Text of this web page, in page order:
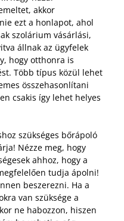
akkor
ezt a honlapot, ahol
szolárium vásárlási,
állnak az ügyfelek
hogy otthonra is
Több típus közül lehet
összehasonlítani
csakis így lehet helyes
szükséges bőrápoló
Nézze meg, hogy
ahhoz, hogy a
tudja ápolni!
beszerezni. Ha a
van szüksége a
ne habozzon, hiszen